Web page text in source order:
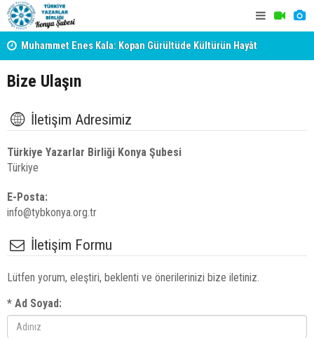
Muhammet Enes Kala: Kopan Gürültüde Kültürün Hayât
Bize Ulaşın
İletişim Adresimiz
Türkiye Yazarlar Birliği Konya Şubesi
Türkiye
E-Posta:
info@tybkonya.org.tr
İletişim Formu
Lütfen yorum, eleştiri, beklenti ve önerilerinizi bize iletiniz.
* Ad Soyad: